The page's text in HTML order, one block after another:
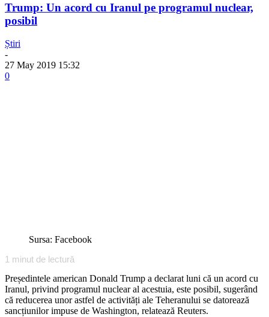
Trump: Un acord cu Iranul pe programul nuclear,
posibil
Știri
-
27 May 2019 15:32
0
Sursa: Facebook
1 minut de lectură
Președintele american Donald Trump a declarat luni că un acord cu
Iranul, privind programul nuclear al acestuia, este posibil, sugerând
că reducerea unor astfel de activități ale Teheranului se datorează
sancțiunilor impuse de Washington, relatează Reuters.